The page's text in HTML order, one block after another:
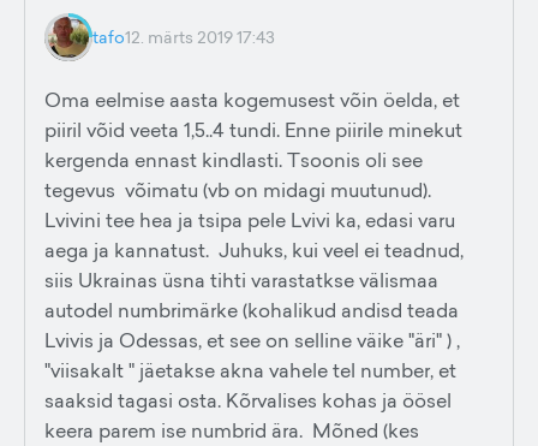
tafo12. märts 2019 17:43
Oma eelmise aasta kogemusest võin öelda, et
piiril võid veeta 1,5..4 tundi. Enne piirile minekut
kergenda ennast kindlasti. Tsoonis oli see
tegevus võimatu (vb on midagi muutunud).
Lvivini tee hea ja tsipa pele Lvivi ka, edasi varu
aega ja kannatust. Juhuks, kui veel ei teadnud,
siis Ukrainas üsna tihti varastatkse välismaa
autodel numbrimärke (kohalikud andisd teada
Lvivis ja Odessas, et see on selline väike "äri" ) ,
"viisakalt " jäetakse akna vahele tel number, et
saaksid tagasi osta. Kõrvalises kohas ja öösel
keera parem ise numbrid ära. Mõned (kes